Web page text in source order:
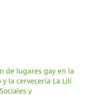
de lugares gay en la
la cervecería La Lilí
y